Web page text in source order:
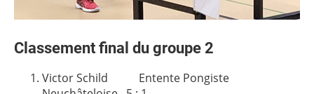
Classement final du groupe 2
Victor Schild Entente Pongiste